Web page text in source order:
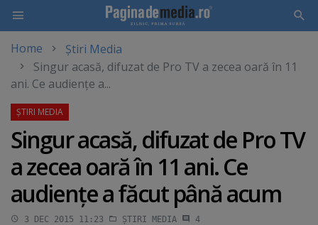
main
content
Home
Știri Media
Singur acasă, difuzat de Pro TV a zecea oară în 11
ani. Ce audienţe a...
Singur acasă, difuzat de Pro TV
a zecea oară în 11 ani. Ce
audienţe a făcut până acum
3 DEC 2015 11:23 ȘTIRI MEDIA 4